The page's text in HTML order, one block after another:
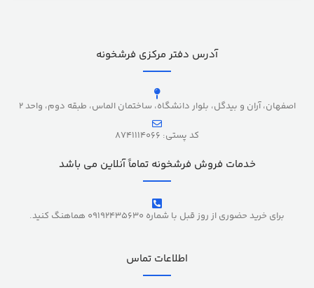
آدرس دفتر مرکزی فرشخونه
اصفهان، آران و بیدگل، بلوار دانشگاه، ساختمان الماس، طبقه دوم، واحد 2
کد پستی: 8741114066
خدمات فروش فرشخونه تماماً آنلاین می باشد
برای خرید حضوری از روز قبل با شماره 09192435630 هماهنگ کنید.
اطلاعات تماس